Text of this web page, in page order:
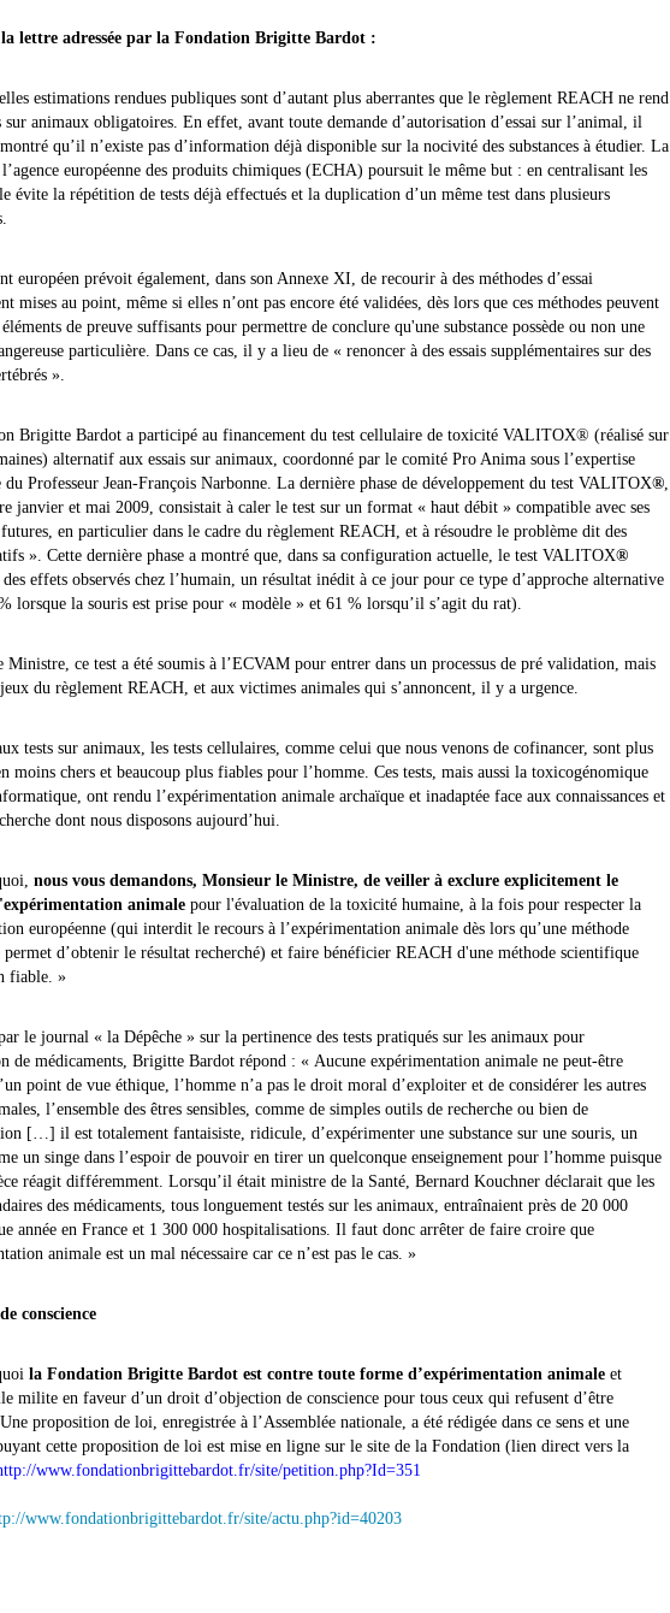
lettre adressée par la Fondation Brigitte Bardot :
estimations rendues publiques sont d’autant plus aberrantes que le règlement REACH ne rend
sur animaux obligatoires. En effet, avant toute demande d’autorisation d’essai sur l’animal, il
qu’il n’existe pas d’information déjà disponible sur la nocivité des substances à étudier. La
européenne des produits chimiques (ECHA) poursuit le même but : en centralisant les
évite la répétition de tests déjà effectués et la duplication d’un même test dans plusieurs
européen prévoit également, dans son Annexe XI, de recourir à des méthodes d’essai
mises au point, même si elles n’ont pas encore été validées, dès lors que ces méthodes peuvent
de preuve suffisants pour permettre de conclure qu'une substance possède ou non une
particulière. Dans ce cas, il y a lieu de « renoncer à des essais supplémentaires sur des
».
Brigitte Bardot a participé au financement du test cellulaire de toxicité VALITOX® (réalisé sur
alternatif aux essais sur animaux, coordonné par le comité Pro Anima sous l’expertise
Professeur Jean-François Narbonne. La dernière phase de développement du test VALITOX®,
janvier et mai 2009, consistait à caler le test sur un format « haut débit » compatible avec ses
en particulier dans le cadre du règlement REACH, et à résoudre le problème dit des
». Cette dernière phase a montré que, dans sa configuration actuelle, le test VALITOX®
effets observés chez l’humain, un résultat inédit à ce jour pour ce type d’approche alternative
lorsque la souris est prise pour « modèle » et 61 % lorsqu’il s’agit du rat).
Ministre, ce test a été soumis à l’ECVAM pour entrer dans un processus de pré validation, mais
du règlement REACH, et aux victimes animales qui s’annoncent, il y a urgence.
tests sur animaux, les tests cellulaires, comme celui que nous venons de cofinancer, sont plus
moins chers et beaucoup plus fiables pour l’homme. Ces tests, mais aussi la toxicogénomique
ont rendu l’expérimentation animale archaïque et inadaptée face aux connaissances et
dont nous disposons aujourd’hui.
nous vous demandons, Monsieur le Ministre, de veiller à exclure explicitement le
animale pour l'évaluation de la toxicité humaine, à la fois pour respecter la
européenne (qui interdit le recours à l’expérimentation animale dès lors qu’une méthode
permet d’obtenir le résultat recherché) et faire bénéficier REACH d'une méthode scientifique
fiable. »
le journal « la Dépêche » sur la pertinence des tests pratiqués sur les animaux pour
de médicaments, Brigitte Bardot répond : « Aucune expérimentation animale ne peut-être
point de vue éthique, l’homme n’a pas le droit moral d’exploiter et de considérer les autres
l’ensemble des êtres sensibles, comme de simples outils de recherche ou bien de
[…] il est totalement fantaisiste, ridicule, d’expérimenter une substance sur une souris, un
un singe dans l’espoir de pouvoir en tirer un quelconque enseignement pour l’homme puisque
réagit différemment. Lorsqu’il était ministre de la Santé, Bernard Kouchner déclarait que les
des médicaments, tous longuement testés sur les animaux, entraînaient près de 20 000
année en France et 1 300 000 hospitalisations. Il faut donc arrêter de faire croire que
animale est un mal nécessaire car ce n’est pas le cas. »
conscience
la Fondation Brigitte Bardot est contre toute forme d’expérimentation animale et
milite en faveur d’un droit d’objection de conscience pour tous ceux qui refusent d’être
proposition de loi, enregistrée à l’Assemblée nationale, a été rédigée dans ce sens et une
cette proposition de loi est mise en ligne sur le site de la Fondation (lien direct vers la
www.fondationbrigittebardot.fr/site/petition.php?Id=351
www.fondationbrigittebardot.fr/site/actu.php?id=40203